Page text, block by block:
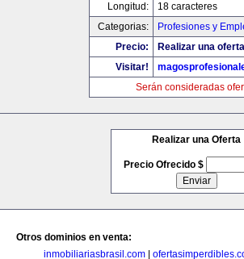
Longitud:
18 caracteres
Categorias:
Profesiones y
Precio:
Realizar una
Visitar!
Serán consideradas
Realizar una Oferta
Precio Ofrecido $
Otros dominios en venta:
inmobiliariasbrasil.com